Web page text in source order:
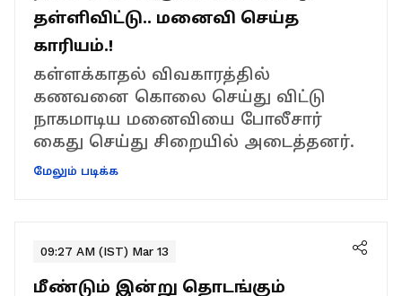
தள்ளிவிட்டு.. மனைவி செய்த
காரியம்.!
கள்ளக்காதல் விவகாரத்தில்
கணவனை கொலை செய்து விட்டு
நாகமாடிய மனைவியை போலீசார்
கைது செய்து சிறையில் அடைத்தனர்.
மேலும் படிக்க
09:27 AM (IST) Mar 13
மீண்டும் இன்று தொடங்கும்